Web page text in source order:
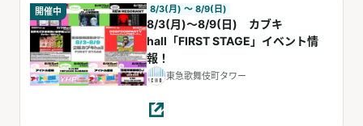
開催中 8/3(月) 〜 8/9(日)
8/3(月)～8/9(日) カブキ
hall「FIRST STAGE」イベント情
報！
東急歌舞伎町タワー